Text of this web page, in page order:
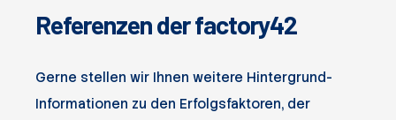
Referenzen der factory42
Gerne stellen wir Ihnen weitere Hintergrund-
Informationen zu den Erfolgsfaktoren, der